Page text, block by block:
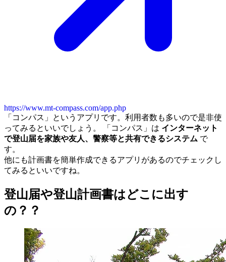
https://www.mt-compass.com/app.php
「コンパス」というアプリです。利用者数も多いので是非使
ってみるといいでしょう。 「コンパス」は インターネット
で登山届を家族や友人、警察等と共有できるシステム で
す。
他にも計画書を簡単作成できるアプリがあるのでチェックし
てみるといいですね。
登山届や登山計画書はどこに出す
の？？